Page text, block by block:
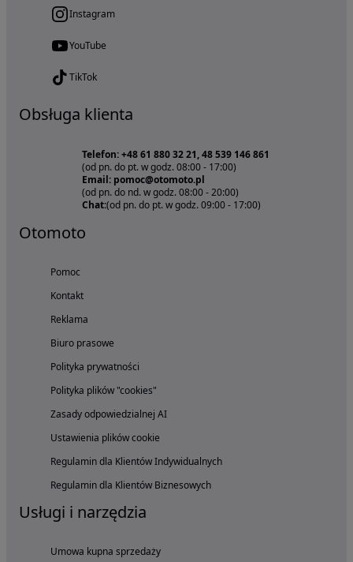
Instagram
YouTube
TikTok
Obsługa klienta
Telefon: +48 61 880 32 21, 48 539 146 861
(od pn. do pt. w godz. 08:00 - 17:00)
Email: pomoc@otomoto.pl
(od pn. do nd. w godz. 08:00 - 20:00)
Chat:(od pn. do pt. w godz. 09:00 - 17:00)
Otomoto
Pomoc
Kontakt
Reklama
Biuro prasowe
Polityka prywatności
Polityka plików "cookies"
Zasady odpowiedzialnej AI
Ustawienia plików cookie
Regulamin dla Klientów Indywidualnych
Regulamin dla Klientów Biznesowych
Usługi i narzędzia
Umowa kupna sprzedaży